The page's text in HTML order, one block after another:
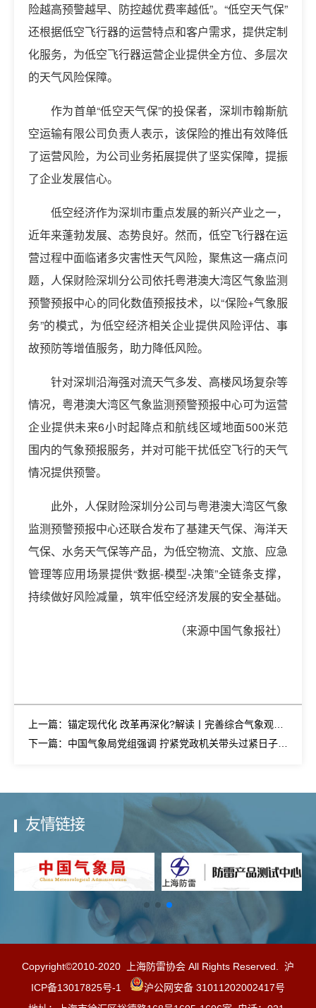
险越高预警越早、防控越优费率越低”。“低空天气保”
还根据低空飞行器的运营特点和客户需求，提供定制
化服务，为低空飞行器运营企业提供全方位、多层次
的天气风险保障。
作为首单“低空天气保”的投保者，深圳市翰斯航
空运输有限公司负责人表示，该保险的推出有效降低
了运营风险，为公司业务拓展提供了坚实保障，提振
了企业发展信心。
低空经济作为深圳市重点发展的新兴产业之一，
近年来蓬勃发展、态势良好。然而，低空飞行器在运
营过程中面临诸多灾害性天气风险，聚焦这一痛点问
题，人保财险深圳分公司依托粤港澳大湾区气象监测
预警预报中心的同化数值预报技术，以“保险+气象服
务”的模式，为低空经济相关企业提供风险评估、事
故预防等增值服务，助力降低风险。
针对深圳沿海强对流天气多发、高楼风场复杂等
情况，粤港澳大湾区气象监测预警预报中心可为运营
企业提供未来6小时起降点和航线区域地面500米范
围内的气象预报服务，并对可能干扰低空飞行的天气
情况提供预警。
此外，人保财险深圳分公司与粤港澳大湾区气象
监测预警预报中心还联合发布了基建天气保、海洋天
气保、水务天气保等产品，为低空物流、文旅、应急
管理等应用场景提供“数据-模型-决策”全链条支撑，
持续做好风险减量，筑牢低空经济发展的安全基础。
（来源中国气象报社）
友情链接
Copyright©2010-2020 上海防雷协会 All Rights Reserved. 沪
ICP备13017825号-1
沪公网安备 31011202002417号